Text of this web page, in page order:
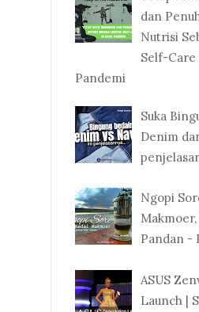
dan
Nutrisi
Self-Care
Pandemi
Suka
Denim
Ngopi
Pandan -
ASUS
Launch |